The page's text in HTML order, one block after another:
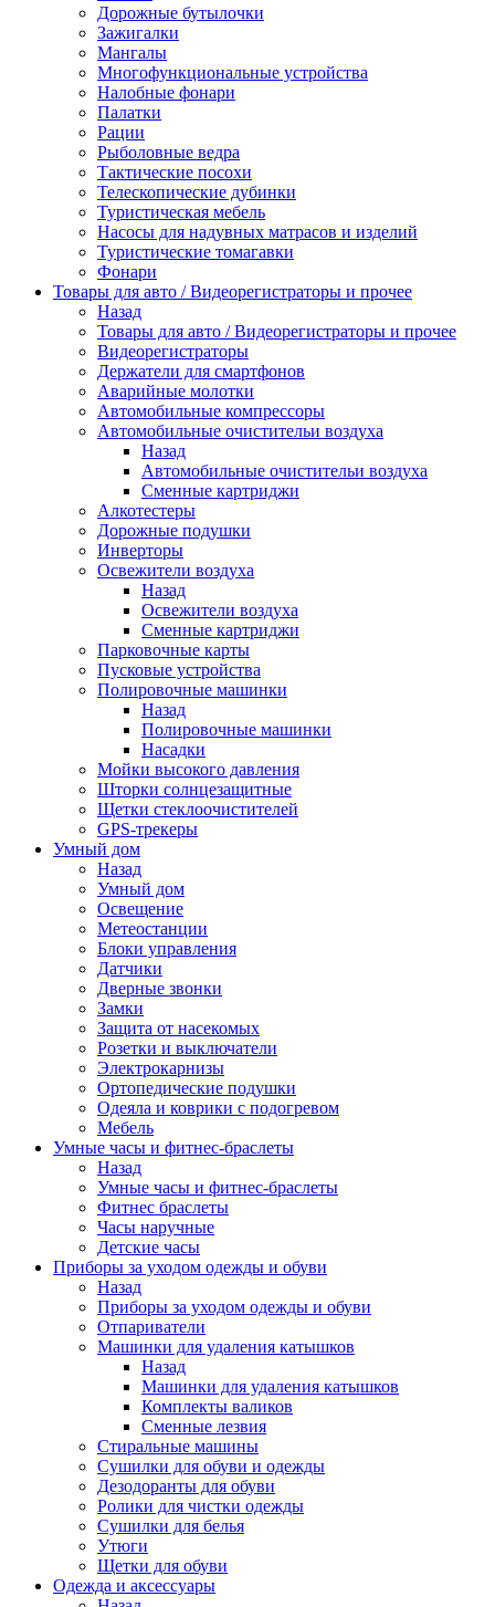
Дорожные бутылочки
Зажигалки
Мангалы
Многофункциональные устройства
Налобные фонари
Палатки
Рации
Рыболовные ведра
Тактические посохи
Телескопические дубинки
Туристическая мебель
Насосы для надувных матрасов и изделий
Туристические томагавки
Фонари
Товары для авто / Видеорегистраторы и прочее
Назад
Товары для авто / Видеорегистраторы и прочее
Видеорегистраторы
Держатели для смартфонов
Аварийные молотки
Автомобильные компрессоры
Автомобильные очистительи воздуха
Назад
Автомобильные очистительи воздуха
Сменные картриджи
Алкотестеры
Дорожные подушки
Инверторы
Освежители воздуха
Назад
Освежители воздуха
Сменные картриджи
Парковочные карты
Пусковые устройства
Полировочные машинки
Назад
Полировочные машинки
Насадки
Мойки высокого давления
Шторки солнцезащитные
Щетки стеклоочистителей
GPS-трекеры
Умный дом
Назад
Умный дом
Освещение
Метеостанции
Блоки управления
Датчики
Дверные звонки
Замки
Защита от насекомых
Розетки и выключатели
Электрокарнизы
Ортопедические подушки
Одеяла и коврики с подогревом
Мебель
Умные часы и фитнес-браслеты
Назад
Умные часы и фитнес-браслеты
Фитнес браслеты
Часы наручные
Детские часы
Приборы за уходом одежды и обуви
Назад
Приборы за уходом одежды и обуви
Отпариватели
Машинки для удаления катышков
Назад
Машинки для удаления катышков
Комплекты валиков
Сменные лезвия
Стиральные машины
Сушилки для обуви и одежды
Дезодоранты для обуви
Ролики для чистки одежды
Сушилки для белья
Утюги
Щетки для обуви
Одежда и аксессуары